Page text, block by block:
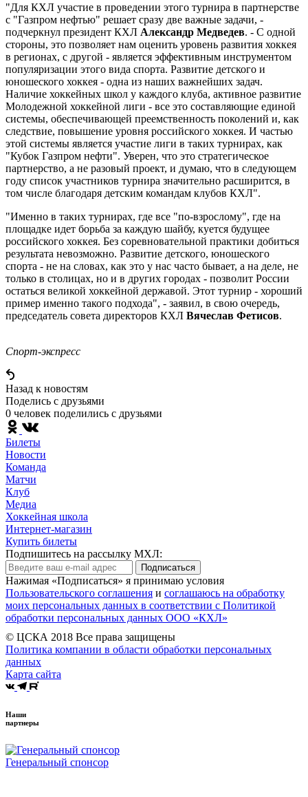
"Для КХЛ участие в проведении этого турнира в партнерстве
с "Газпром нефтью" решает сразу две важные задачи, -
подчеркнул президент КХЛ Александр Медведев. - С одной
стороны, это позволяет нам оценить уровень развития хоккея
в регионах, с другой - является эффективным инструментом
популяризации этого вида спорта. Развитие детского и
юношеского хоккея - одна из наших важнейших задач.
Наличие хоккейных школ у каждого клуба, активное развитие
Молодежной хоккейной лиги - все это составляющие единой
системы, обеспечивающей преемственность поколений и, как
следствие, повышение уровня российского хоккея. И частью
этой системы является участие лиги в таких турнирах, как
"Кубок Газпром нефти". Уверен, что это стратегическое
партнерство, а не разовый проект, и думаю, что в следующем
году список участников турнира значительно расширится, в
том числе благодаря детским командам клубов КХЛ".
"Именно в таких турнирах, где все "по-взрослому", где на
площадке идет борьба за каждую шайбу, куется будущее
российского хоккея. Без соревновательной практики добиться
результата невозможно. Развитие детского, юношеского
спорта - не на словах, как это у нас часто бывает, а на деле, не
только в столицах, но и в других городах - позволит России
остаться великой хоккейной державой. Этот турнир - хороший
пример именно такого подхода", - заявил, в свою очередь,
председатель совета директоров КХЛ Вячеслав Фетисов.
Спорт-экспресс
Назад к новостям
Поделись c друзьями
0 человек поделились c друзьями
Билеты
Новости
Команда
Матчи
Клуб
Медиа
Хоккейная школа
Интернет-магазин
Купить билеты
Подпишитесь на рассылку МХЛ:
Подписаться
Нажимая «Подписаться» я принимаю условия
Пользовательского соглашения и соглашаюсь на обработку
моих персональных данных в соответствии с Политикой
обработки персональных данных ООО «КХЛ»
© ЦСКА 2018 Все права защищены
Политика компании в области обработки персональных
данных
Карта сайта
Наши
партнеры
Генеральный спонсор